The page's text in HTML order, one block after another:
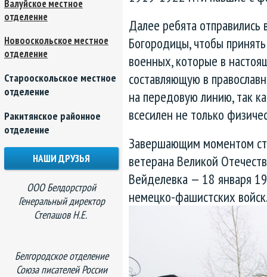
Далее ребята
Богородицы, чтобы
военных, которые в
составляющую в
на передовую линию, так
всесилен не только
Завершающим моментом
ветерана Великой
Вейделевка — 18 января
немецко-фашистских
Валуйское местное
отделение
Новооскольское местное
отделение
Старооскольское местное
отделение
Ракитянское районное
отделение
НАШИ ДРУЗЬЯ
ООО Белдорстрой
Генеральный директор
Степашов Н.Е.
Белгородское отделение
Союза писателей России